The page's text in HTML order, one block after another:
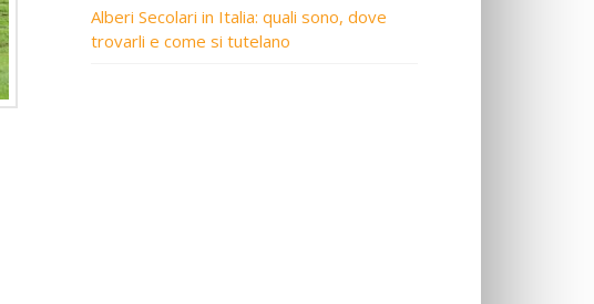
Alberi Secolari in Italia: quali sono, dove
trovarli e come si tutelano